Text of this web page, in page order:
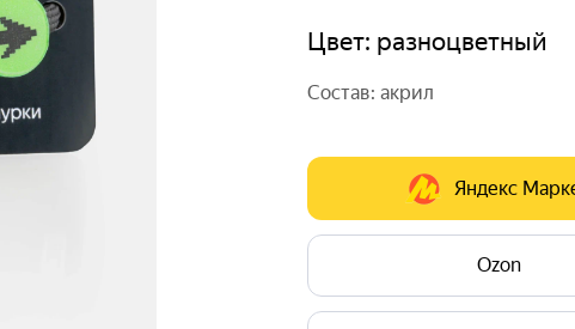
впечатления от всего нового
• Стрелка укажет путь в
Цвет: разноцветный
Состав: акрил
Яндекс
Ozon